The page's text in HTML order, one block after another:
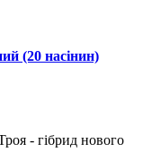
(20 насінин)
- гібрид нового